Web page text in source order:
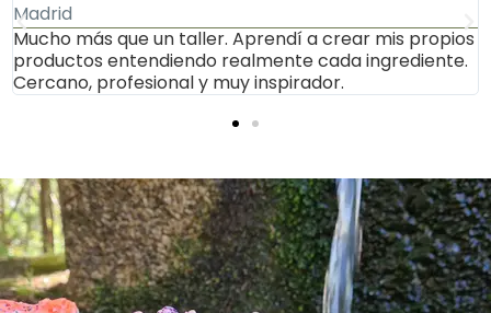
Vigo
José transmite pasión, rigor técnico y una energía
contagiosa. Una formación práctica, cuidada y con
muchísimo valor humano.